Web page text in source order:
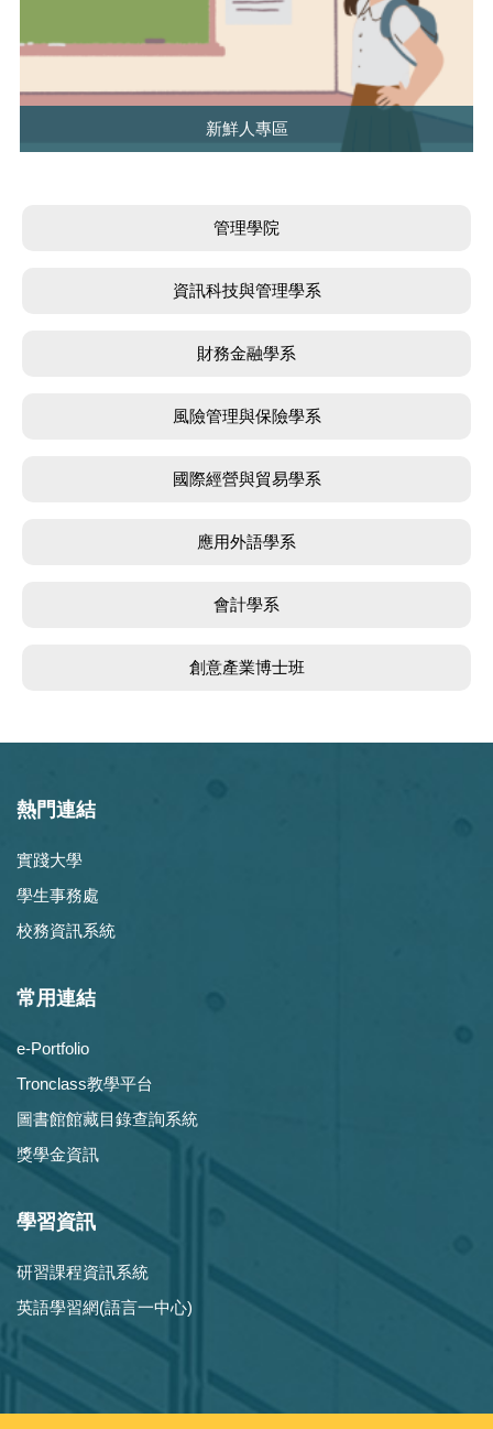
新鮮人專區
管理學院
資訊科技與管理學系
財務金融學系
風險管理與保險學系
國際經營與貿易學系
應用外語學系
會計學系
創意產業博士班
熱門連結
實踐大學
學生事務處
校務資訊系統
常用連結
e-Portfolio
Tronclass教學平台
圖書館館藏目錄查詢系統
獎學金資訊
學習資訊
研習課程資訊系統
英語學習網(語言一中心)